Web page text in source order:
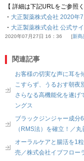
【 詳細は下記URLをご参照く
・ 大正製薬株式会社 2020年
・ 大正製薬株式会社 公式サイ
2020年07月27日 16：36 新商
関連記事
お客様の切実な声に耳
こすらず、うるおす朝夜
さらなる高機能化を遂げ
ングス
ブラックジンジャー成分
（RMS法）を確立！／
オーラルケアと腸活を1
売／株式会社イブフロー